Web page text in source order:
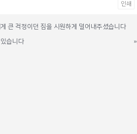
인쇄
큰 걱정이던 짐을 시원하게 덜어내주셨습니다
습니다 »